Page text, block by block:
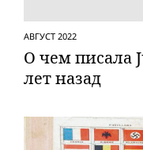
АВГУСТ 2022
О чем писала
лет назад